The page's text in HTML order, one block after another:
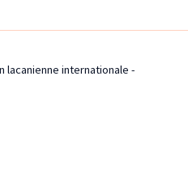
lacanienne internationale -